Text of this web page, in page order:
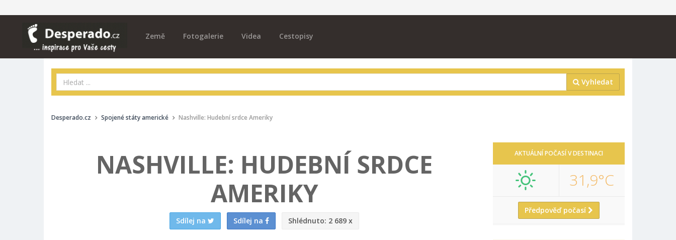
Země Fotogalerie Videa Cestopisy
Vyhledat
Desperado.cz Spojené státy americké Nashville: Hudební srdce Ameriky
NASHVILLE: HUDEBNÍ SRDCE
AMERIKY
Sdílej na Sdílej na Shlédnuto: 2 689 x
AKTUÁLNÍ POČASÍ V DESTINACI
31,9°C
Předpověď počasí